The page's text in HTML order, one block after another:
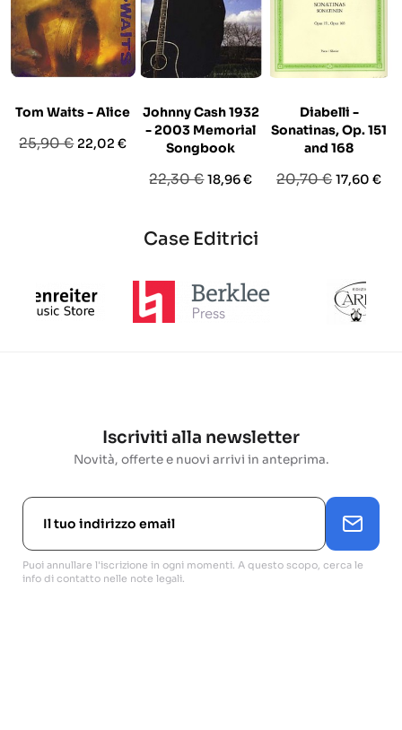
Tom Waits - Alice
Prezzo
25,90 € Prezzo
22,02 €
Johnny Cash 1932
- 2003 Memorial
Songbook
Prezzo
22,30 €Prezzo
18,96 €
Diabelli -
Sonatinas, Op. 151
and 168
Prezzo
20,70 € Prezzo
17,60 €
Case Editrici
Iscriviti alla newsletter
Novità, offerte e nuovi arrivi in anteprima.
Puoi annullare l'iscrizione in ogni momenti. A questo scopo, cerca le
info di contatto nelle note legali.